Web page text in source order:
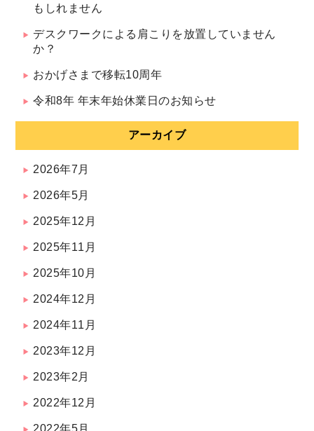
もしれません
デスクワークによる肩こりを放置していません
か？
おかげさまで移転10周年
令和8年 年末年始休業日のお知らせ
アーカイブ
2026年7月
2026年5月
2025年12月
2025年11月
2025年10月
2024年12月
2024年11月
2023年12月
2023年2月
2022年12月
2022年5月